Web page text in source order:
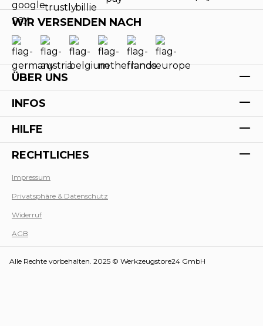
WIR VERSENDEN NACH
ÜBER UNS
INFOS
HILFE
RECHTLICHES
Impressum
Privatsphäre & Datenschutz
Widerruf
AGB
Alle Rechte vorbehalten. 2025 © Werkzeugstore24 GmbH